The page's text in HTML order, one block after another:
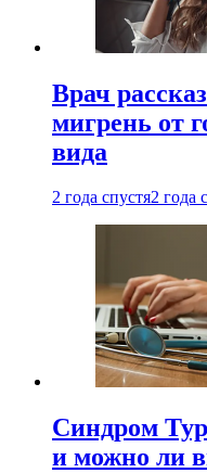
Врач
мигрень от
вида
2 года спустя2 года
Синдром
и можно ли